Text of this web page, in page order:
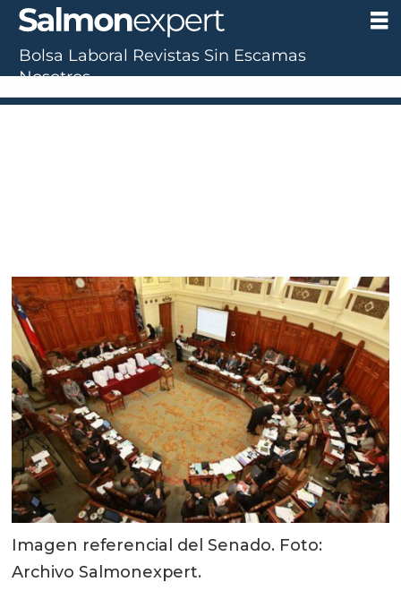
Imagen referencial del Senado. Foto:
Archivo Salmonexpert.
Bolsa Laboral Revistas Sin Escamas
Nosotros